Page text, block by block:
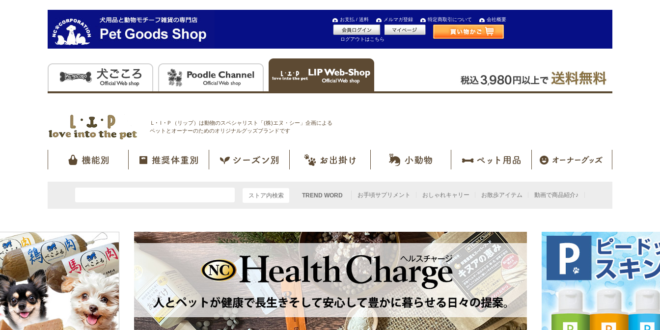
お支払 / 送料 メルマガ登録 特定商取引について 会社概要
ログアウトはこちら
Ｌ･Ｉ･Ｐ（リップ）は動物のスペシャリスト「(株)エヌ・シー」企画による
ペットとオーナーのためのオリジナルグッズブランドです
TREND WORD お手頃サプリメント おしゃれキャリー お散歩アイテム 動画で商品紹介♪